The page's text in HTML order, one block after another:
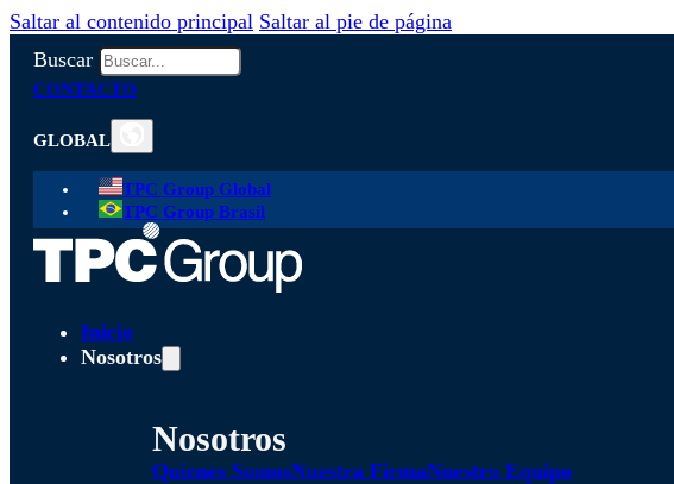
Saltar al contenido principal Saltar al pie de página
Buscar
CONTACTO
GLOBAL
TPC Group Global
TPC Group Brasil
Inicio
Nosotros
Nosotros
Quienes SomosNuestra FirmaNuestro Equipo